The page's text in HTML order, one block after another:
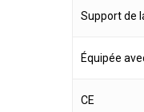
Support de
Équipée
CE